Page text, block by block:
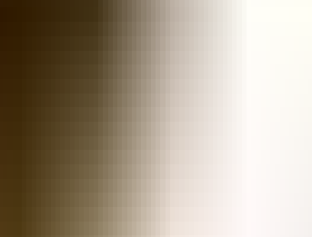
Perú
tipos de procedimientos de aborto
un aborto por Aspiración Manual